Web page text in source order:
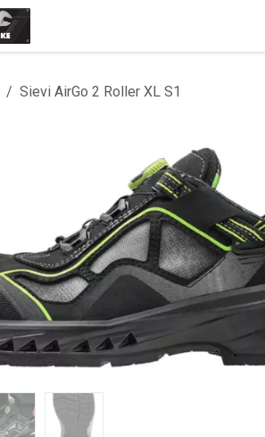
Sievi AirGo 2 Roller XL S1